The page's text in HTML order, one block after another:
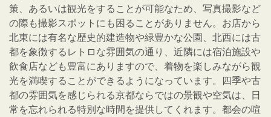
策、あるいは観光をすることが可能なため、写真撮影など
の際も撮影スポットにも困ることがありません。お店から
北東には有名な歴史的建造物や緑豊かな公園、北西には古
都を象徴するレトロな雰囲気の通り、近隣には宿泊施設や
飲食店なども豊富にありますので、着物を楽しみながら観
光を満喫することができるようになっています。四季や古
都の雰囲気を感じられる京都ならではの景観や空気は、日
常を忘れられる特別な時間を提供してくれます。都会の喧